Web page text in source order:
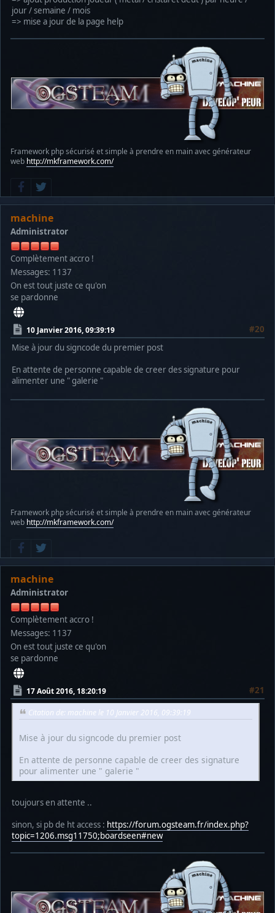
jour / semaine / mois
=> mise a jour de la page help
Framework php sécurisé et simple à prendre en main avec générateur
web http://mkframework.com/
machine
Administrator
Complètement accro !
Messages: 1137
On est tout juste ce qu'on
se pardonne
10 Janvier 2016, 09:39:19
#20
Mise à jour du signcode du premier post
En attente de personne capable de creer des signature pour
alimenter une " galerie "
Framework php sécurisé et simple à prendre en main avec générateur
web http://mkframework.com/
machine
Administrator
Complètement accro !
Messages: 1137
On est tout juste ce qu'on
se pardonne
17 Août 2016, 18:20:19 #21
Citation de: machine le 10 Janvier 2016, 09:39:19
Mise à jour du signcode du premier post
En attente de personne capable de creer des signature
pour alimenter une " galerie "
toujours en attente ..
sinon, si pb de ht access : https://forum.ogsteam.fr/index.php?
topic=1206.msg11750;boardseen#new